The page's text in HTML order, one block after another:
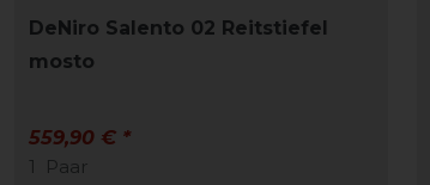
DeNiro Salento 02 Reitstiefel
mosto
559,90 € *
1
Paar